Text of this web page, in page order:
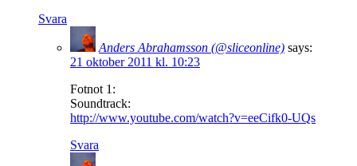
Svara
Anders Abrahamsson (@sliceonline) says:
21 oktober 2011 kl. 10:23
Fotnot 1:
Soundtrack:
http://www.youtube.com/watch?v=eeCifk0-UQs
Svara